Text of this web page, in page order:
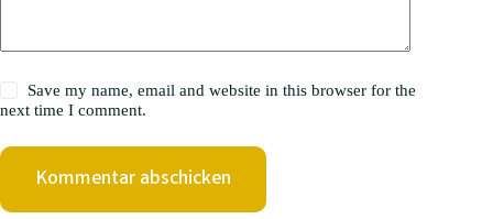
Save my name, email and website in this browser for the
next time I comment.
Kommentar abschicken